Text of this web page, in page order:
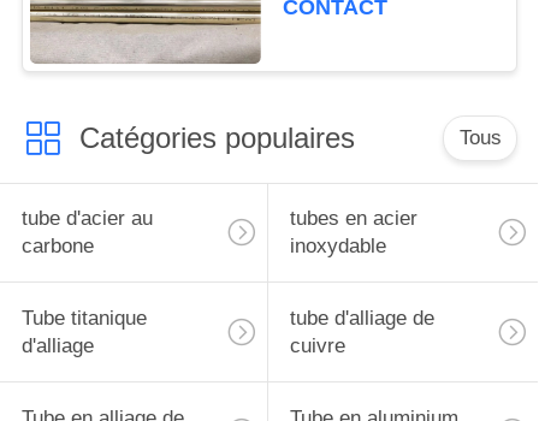
CONTACT
Catégories populaires Tous
tube d'acier au
carbone
tubes en acier
inoxydable
Tube titanique
d'alliage
tube d'alliage de
cuivre